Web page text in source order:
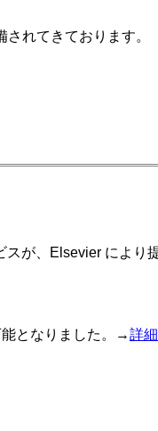
れてきております。
スが、Elsevier により
能となりました。→詳細